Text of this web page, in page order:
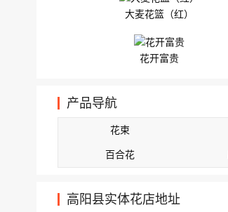
大麦花篮（红）
花开富贵
产品导航
花束
百合花
高阳县实体花店地址